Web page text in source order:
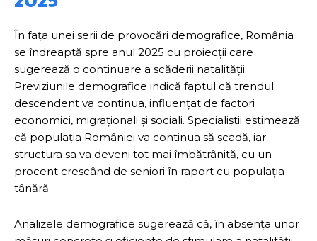
În fața unei serii de provocări demografice, România
se îndreaptă spre anul 2025 cu proiecții care
sugerează o continuare a scăderii natalității.
Previziunile demografice indică faptul că trendul
descendent va continua, influențat de factori
economici, migraționali și sociali. Specialiștii estimează
că populația României va continua să scadă, iar
structura sa va deveni tot mai îmbătrânită, cu un
procent crescând de seniori în raport cu populația
tânără.
Analizele demografice sugerează că, în absența unor